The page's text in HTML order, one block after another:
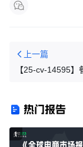
上一篇
【25-cv-14595】
诉！热门报告
1